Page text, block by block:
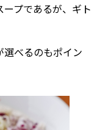
プであるが、ギト
べるのもポイン